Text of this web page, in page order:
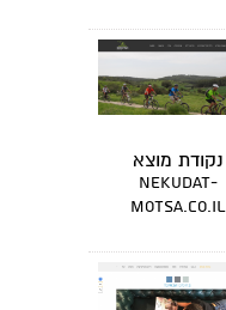
נקודת מוצא
nekudat-
motsa.co.il